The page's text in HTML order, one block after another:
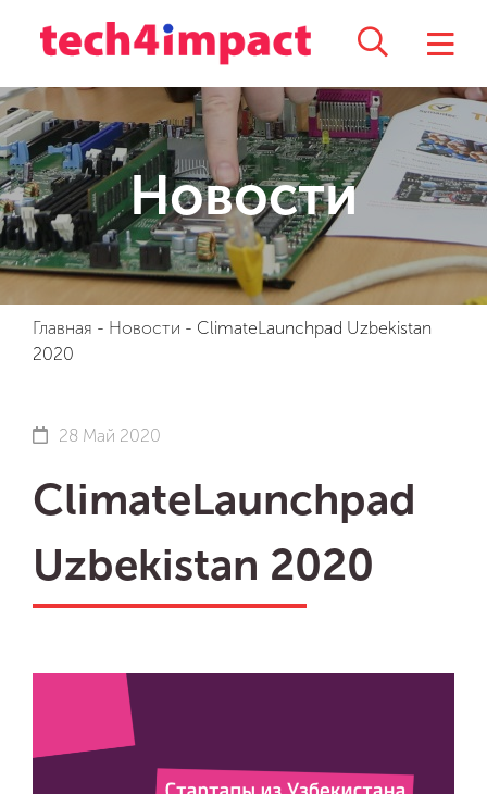
Новости
Главная - Новости - ClimateLaunchpad Uzbekistan
2020
28 Май 2020
ClimateLaunchpad
Uzbekistan 2020